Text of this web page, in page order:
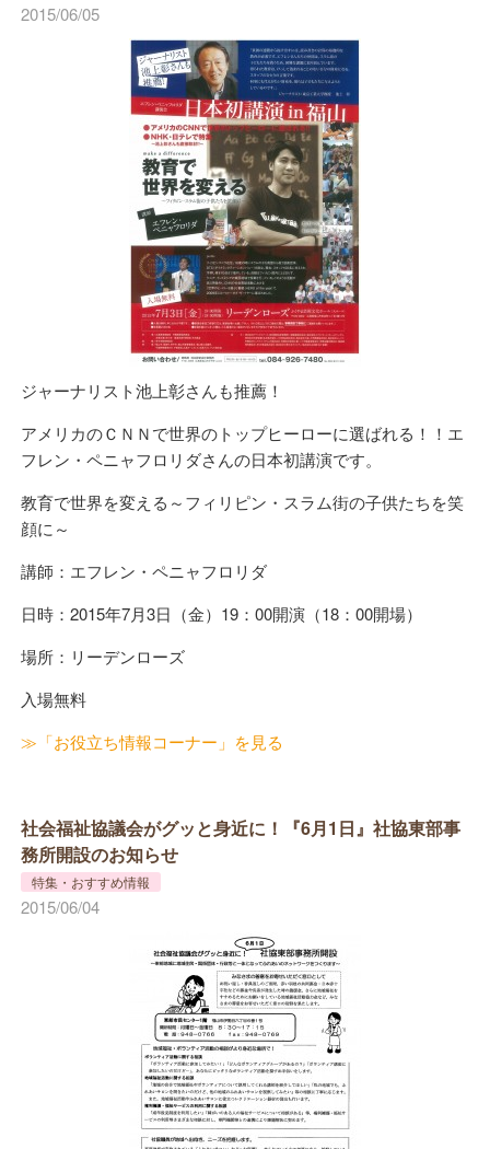
2015/06/05
ジャーナリスト池上彰さんも推薦！
アメリカのＣＮＮで世界のトップヒーローに選ばれる！！エ
フレン・ペニャフロリダさんの日本初講演です。
教育で世界を変える～フィリピン・スラム街の子供たちを笑
顔に～
講師：エフレン・ペニャフロリダ
日時：2015年7月3日（金）19：00開演（18：00開場）
場所：リーデンローズ
入場無料
≫「お役立ち情報コーナー」を見る
社会福祉協議会がグッと身近に！『6月1日』社協東部事
務所開設のお知らせ
特集・おすすめ情報
2015/06/04